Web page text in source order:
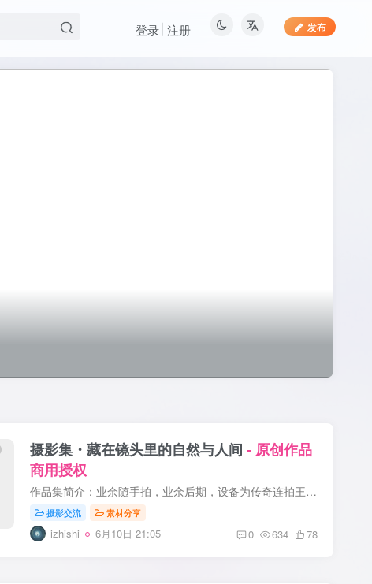
发布
登录 注册
摄影集・藏在镜头里的自然与人间 - 原创作品
商用授权
作品集简介：业余随手拍，业余后期，设备为传奇连拍王 Nikon Z5。如果喜欢请多多支持！PS：由于摄影只是个人爱好，站长也要为生活奔波，所以很多图片都没有时间修，都是 RAW 原图。如果大杯会员...
摄影交流 素材分享
izhishi 6月10日 21:05 0 634 78